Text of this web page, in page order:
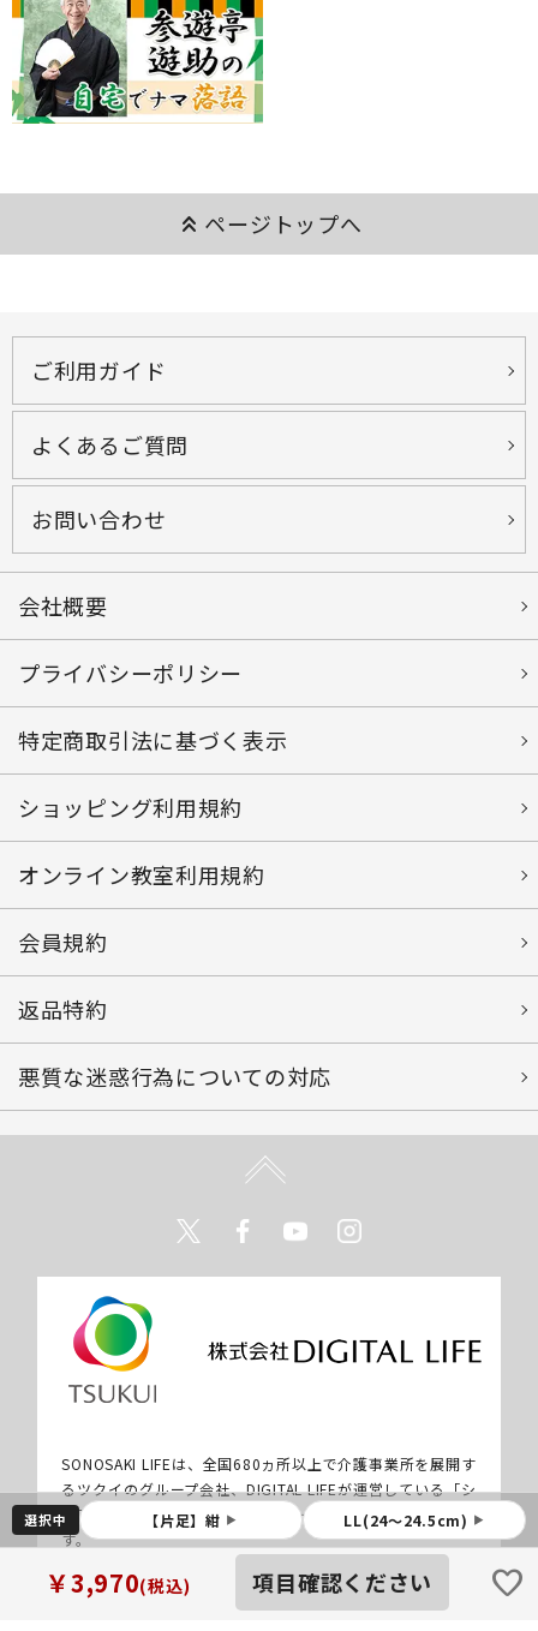
選択中 【片足】紺 ▶ LL(24～24.5cm) ▶
￥3,970(税込) 項目確認ください favorite
keyboard_double_arrow_up ページトップへ
ご利用ガイド
よくあるご質問
お問い合わせ
会社概要
プライバシーポリシー
特定商取引法に基づく表示
ショッピング利用規約
オンライン教室利用規約
会員規約
返品特約
悪質な迷惑行為についての対応
TwitterFacebookYoutube
SONOSAKI LIFEは、全国680ヵ所以上で介護事業所を展開す
るツクイのグループ会社、DIGITAL LIFEが運営している「シ
ニアとそのご家族の暮らしをサポートするウェブサイト」で
す。
Copyright © 2022 SONOSAKI LIFE（そのさきらいふ） All rights reserved.